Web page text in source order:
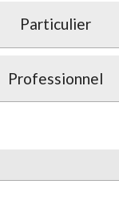
Particulier
Professionnel